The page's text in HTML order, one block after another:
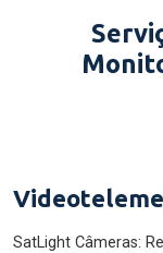
SatLight Câmeras: